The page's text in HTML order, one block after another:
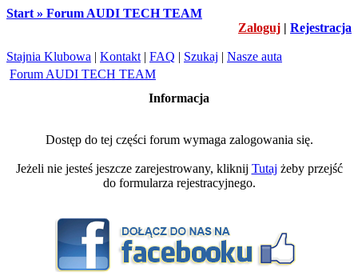
Start » Forum AUDI TECH TEAM
Zaloguj | Rejestracja
Stajnia Klubowa | Kontakt | FAQ | Szukaj | Nasze auta
Forum AUDI TECH TEAM
Informacja
Dostęp do tej części forum wymaga zalogowania się.
Jeżeli nie jesteś jeszcze zarejestrowany, kliknij Tutaj żeby przejść
do formularza rejestracyjnego.